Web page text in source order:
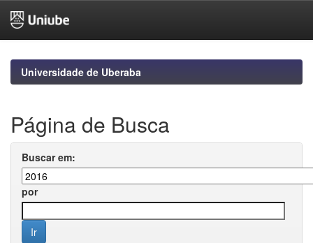
navigationUniversidade de Uberaba
Página de Busca
Buscar em:
por